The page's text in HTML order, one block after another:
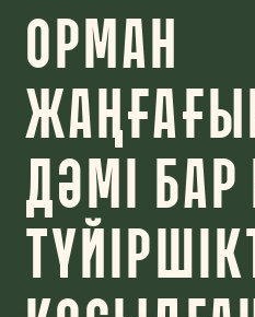
ОРМАН
ДӘМІ